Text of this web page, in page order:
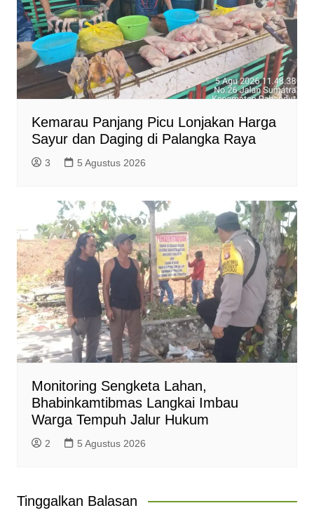
Kemarau Panjang Picu Lonjakan Harga
Sayur dan Daging di Palangka Raya
3 5 Agustus 2026
Monitoring Sengketa Lahan,
Bhabinkamtibmas Langkai Imbau
Warga Tempuh Jalur Hukum
2 5 Agustus 2026
Tinggalkan Balasan